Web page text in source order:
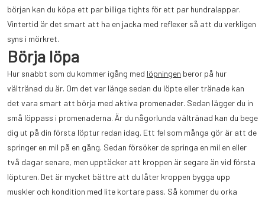
början kan du köpa ett par billiga tights för ett par hundralappar.
Vintertid är det smart att ha en jacka med reflexer så att du verkligen
syns i mörkret.
Börja löpa
Hur snabbt som du kommer igång med löpningen beror på hur
vältränad du är. Om det var länge sedan du löpte eller tränade kan
det vara smart att börja med aktiva promenader. Sedan lägger du in
små löppass i promenaderna. Är du någorlunda vältränad kan du bege
dig ut på din första löptur redan idag. Ett fel som många gör är att de
springer en mil på en gång. Sedan försöker de springa en mil en eller
två dagar senare, men upptäcker att kroppen är segare än vid första
löpturen. Det är mycket bättre att du låter kroppen bygga upp
muskler och kondition med lite kortare pass. Så kommer du orka